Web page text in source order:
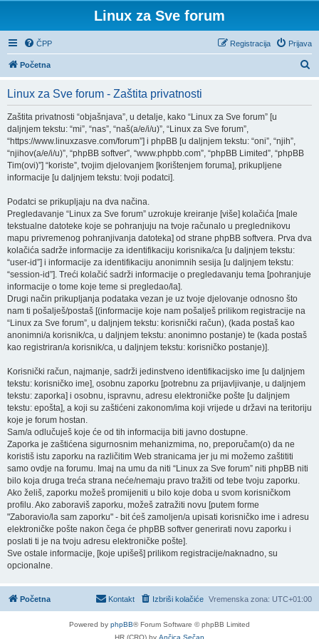
Linux za Sve forum
ČPP Prijava
Registracija
Početna
Linux za Sve forum - Zaštita privatnosti
Zaštita privatnosti “objašnjava”, u detalje, kako “Linux za Sve forum” [u
daljnjem tekstu: “mi”, “nas”, “naš(a/e/i/u)”, “Linux za Sve forum”,
“https://www.linuxzasve.com/forum”] i phpBB [u daljnjem tekstu: “oni”, “njih”,
“njihov(a/e/i/u)”, “phpBB softver”, “www.phpbb.com”, “phpBB Limited”, “phpBB
Tim(ovi)”] “koriste”, tvojim djelovanjem [korištenjem foruma], prikupljene
informacije [u daljnjem tekstu: tvoji podatci].
Podatci se prikupljaju na dva načina.
Pregledavanje “Linux za Sve forum” uzrokuje kreiranje [više] kolačića [male
tekstualne datoteke koje se pohranjuju na tvoje računalo u preglednikovu
mapu privremenog pohranjivanja datoteka] od strane phpBB softvera. Prva dva
kolačića sadrže informacije za identifikaciju korisnika/ca [u daljnjem tekstu:
“user-id”] i informacije za identifikaciju anonimnih sesija [u daljnjem tekstu:
“session-id”]. Treći kolačić sadrži informacije o pregledavanju tema [pohranjuje
informacije o tome koje teme si pregledao/la].
Drugi način prikupljanja podataka vezan je uz tvoje djelovanje odnosno što
nam ti pošalješ/postaš [(informacije koje nam pošalješ prilikom registracije na
“Linux za Sve forum”, u daljnjem tekstu: korisnički račun), (kada postaš kao
anonimni/a korisnik/ca, u daljnjem tekstu: anonimno postanje) te (kada postaš
kao registriran/a korisnik/ca, u daljnjem tekstu: korisničko postanje)].
Korisnički račun, najmanje, sadrži jedinstveno identifikacijsko ime [u daljnjem
tekstu: korisničko ime], osobnu zaporku [potrebnu za prijavljivanje, u daljnjem
tekstu: zaporka] i osobnu, ispravnu, adresu elektroničke pošte [u daljnjem
tekstu: epošta], a koji su zaštićeni zakonom/ima koji vrijede u državi na teritoriju
koje je forum hostan.
Sam/a odlučuješ koje će od tih informacija biti javno dostupne.
Zaporka je zaštićena sigurnosnim mehanizmima, no, preporučam(o) da ne
koristiš istu zaporku na različitim Web stranicama jer ju mi možemo zaštititi
samo ovdje na forumu. Imaj na umu da niti “Linux za Sve forum” niti phpBB niti
bilo koja druga treća strana neće/nemaju pravo tražiti od tebe tvoju zaporku.
Ako želiš, zaporku možeš promijeniti u bilo koje doba u svom korisničkom
profilu. Ako zaboraviš zaporku, možeš zatražiti novu [putem forme
"Zaboravio/la sam zaporku" - bit ćeš zamoljen/a upisati korisničko ime i adresu
elektroničke pošte nakon čega će phpBB softver generirati novu zaporku i
poslati ti je na tvoju adresu elektroničke pošte].
Sve ostale informacije, [koje upišeš] prilikom registracije/naknadno, su
opcionalne.
Početna Vremenska zona: UTC+01:00
Izbriši kolačiće
Kontakt
Powered by phpBB® Forum Software © phpBB Limited
HR (CRO) by Ančica Sečan